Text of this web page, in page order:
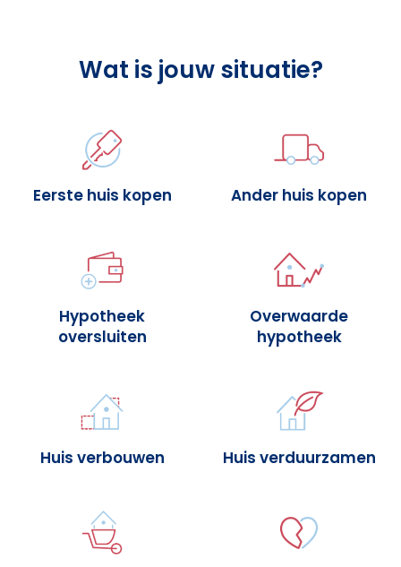
Wat is jouw situatie?
Eerste huis kopen Ander huis kopen
Hypotheek
oversluiten
Overwaarde
hypotheek
Huis verbouwen Huis verduurzamen